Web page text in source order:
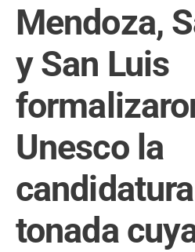
Mendoza,
y San Luis
Unesco la
tonada